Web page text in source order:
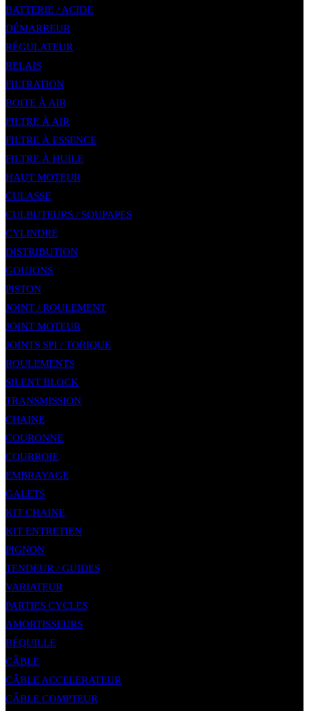
BATTERIE / ACIDE
DÉMARREUR
RÉGULATEUR
RELAIS
FILTRATION
BOITE À AIR
FILTRE À AIR
FILTRE À ESSENCE
FILTRE À HUILE
HAUT MOTEUR
CULASSE
CULBUTEURS / SOUPAPES
CYLINDRE
DISTRIBUTION
GOUJONS
PISTON
JOINT / ROULEMENT
JOINT MOTEUR
JOINTS SPI / TORIQUE
ROULEMENTS
SILENT BLOCK
TRANSMISSION
CHAINE
COURONNE
COURROIE
EMBRAYAGE
GALETS
KIT CHAINE
KIT ENTRETIEN
PIGNON
TENDEUR / GUIDES
VARIATEUR
PARTIES CYCLES
AMORTISSEURS
BÉQUILLE
CÂBLE
CÂBLE ACCELERATEUR
CÂBLE COMPTEUR